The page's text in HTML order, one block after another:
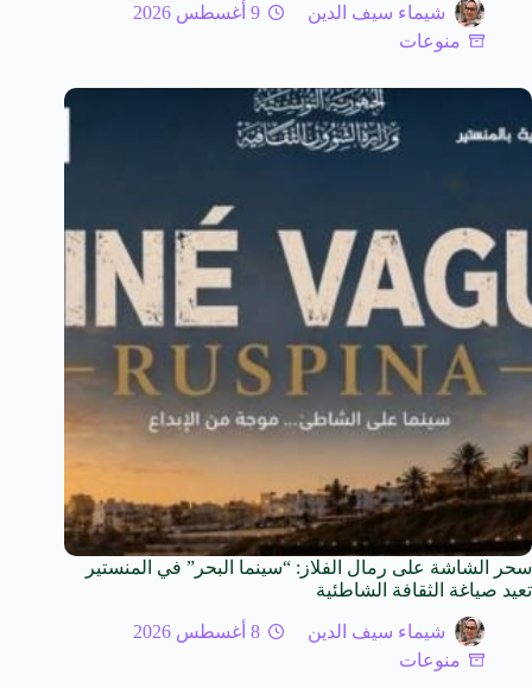
شيماء سيف الدين
9 أغسطس 2026
منوعات
سحر الشاشة على رمال الفلاز: “سينما البحر” في المنستير
تعيد صياغة الثقافة الشاطئية
شيماء سيف الدين
8 أغسطس 2026
منوعات